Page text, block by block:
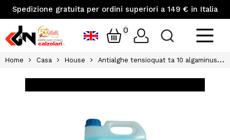
Spedizione gratuita per ordini superiori a 149 € in Italia
0
Home Casa House Antialghe tensioquat ta 10 algaminus lt25 italchimici